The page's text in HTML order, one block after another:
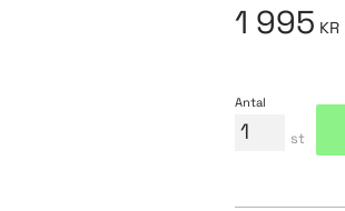
1 995 KR
Antal
st